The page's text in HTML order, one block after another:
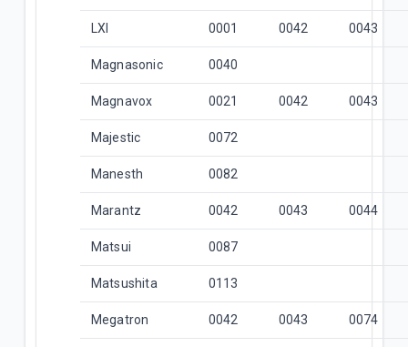
LXI 0001 0042 0043
Magnasonic 0040
Magnavox 0021 0042 0043
Majestic 0072
Manesth 0082
Marantz 0042 0043 0044
Matsui 0087
Matsushita 0113
Megatron 0042 0043 0074